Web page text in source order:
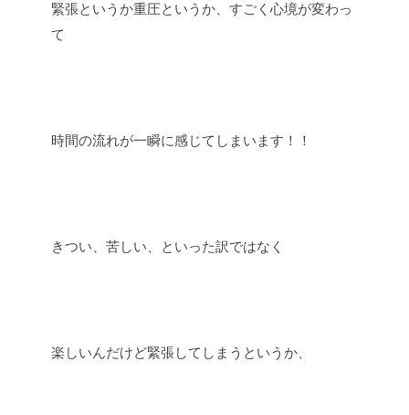
緊張というか重圧というか、すごく心境が変わっ
て
時間の流れが一瞬に感じてしまいます！！
きつい、苦しい、といった訳ではなく
楽しいんだけど緊張してしまうというか、